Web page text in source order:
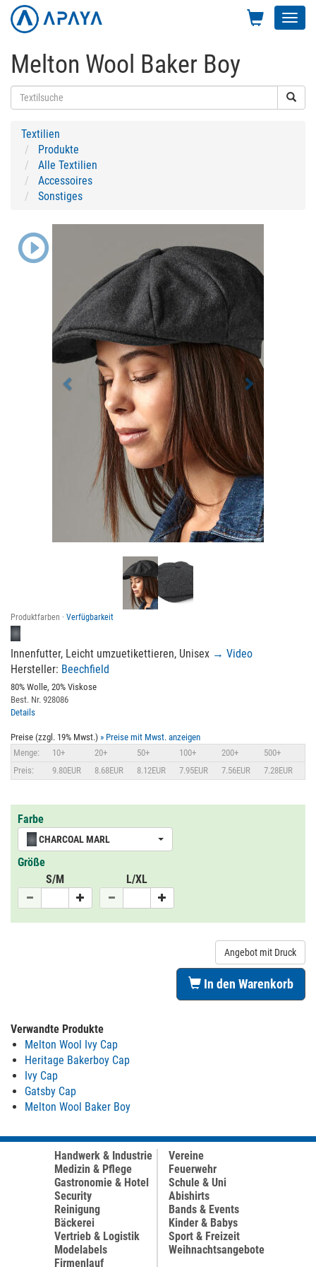
Melton Wool Baker Boy
Textilien
Produkte
Alle Textilien
Accessoires
Sonstiges
Produktfarben · Verfügbarkeit
Innenfutter, Leicht umzuetikettieren, Unisex → Video
Hersteller: Beechfield
80% Wolle, 20% Viskose
Best. Nr. 928086
Details
Preise (zzgl. 19% Mwst.) » Preise mit Mwst. anzeigen
Menge:
10+ 20+ 50+ 100+ 200+
500+
Preis:
9.80EUR 8.68EUR 8.12EUR 7.95EUR 7.56EUR 7.28EUR
Farbe
CHARCOAL MARL
Größe
S/M
L/XL
Angebot mit Druck
In den Warenkorb
Verwandte Produkte
Melton Wool Ivy Cap
Heritage Bakerboy Cap
Ivy Cap
Gatsby Cap
Melton Wool Baker Boy
Handwerk & Industrie
Medizin & Pflege
Gastronomie & Hotel
Security
Reinigung
Bäckerei
Vertrieb & Logistik
Modelabels
Firmenlauf
Vereine
Feuerwehr
Schule & Uni
Abishirts
Bands & Events
Kinder & Babys
Sport & Freizeit
Weihnachtsangebote